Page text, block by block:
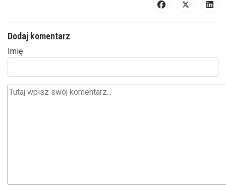
Dodaj komentarz
Imię